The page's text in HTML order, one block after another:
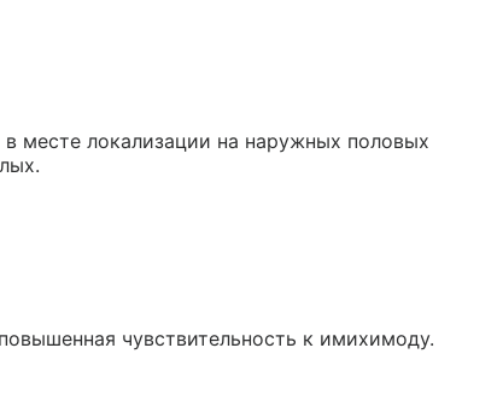
месте локализации на наружных половых
чувствительность к имихимоду.